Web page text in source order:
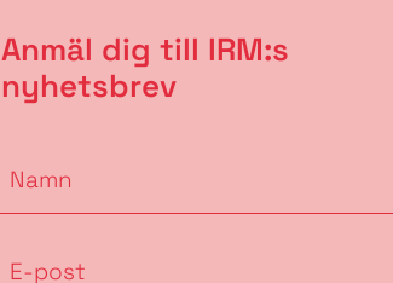
Anmäl dig till IRM:s
nyhetsbrev